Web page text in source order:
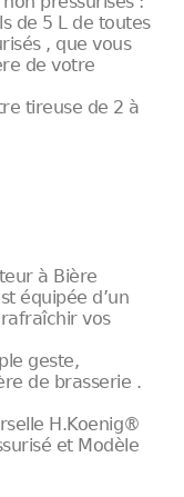
de 5 L de toutes
, que vous
de votre
tireuse de 2 à
à Bière
équipée d’un
vos
geste,
de brasserie .
H.Koenig®
et Modèle